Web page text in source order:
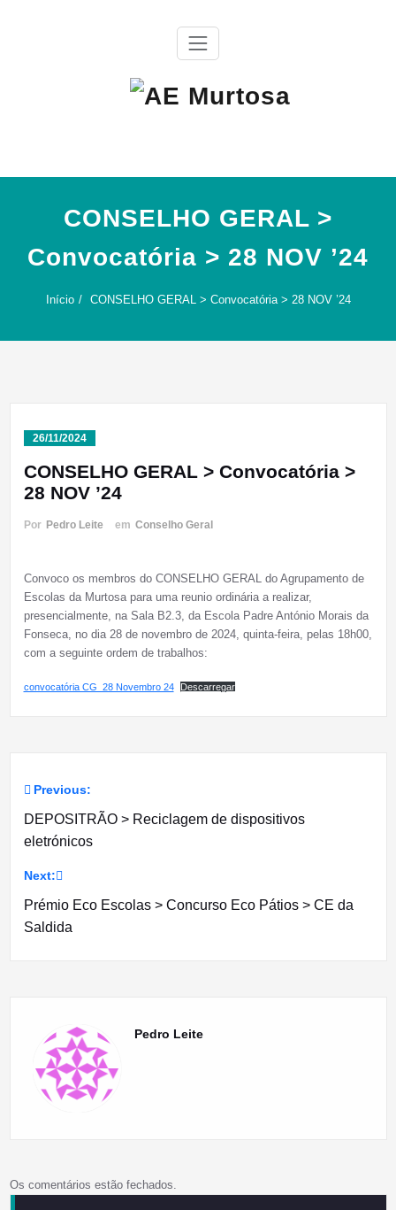
CONSELHO GERAL >
Convocatória > 28 NOV ’24
Início CONSELHO GERAL > Convocatória > 28 NOV ’24
26/11/2024
CONSELHO GERAL > Convocatória >
28 NOV ’24
Por Pedro Leite em Conselho Geral
Convoco os membros do CONSELHO GERAL do Agrupamento de
Escolas da Murtosa para uma reunio ordinária a realizar,
presencialmente, na Sala B2.3, da Escola Padre António Morais da
Fonseca, no dia 28 de novembro de 2024, quinta-feira, pelas 18h00,
com a seguinte ordem de trabalhos:
convocatória CG_28 Novembro 24 Descarregar
Navegação
de
artigos
Previous:
DEPOSITRÃO > Reciclagem de dispositivos
eletrónicos
Next:
Prémio Eco Escolas > Concurso Eco Pátios > CE da
Saldida
Pedro Leite
Os comentários estão fechados.